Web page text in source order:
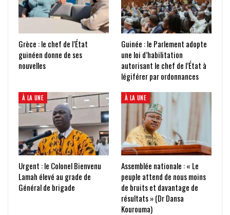
Grèce : le chef de l’État
guinéen donne de ses
nouvelles
Guinée : le Parlement adopte
une loi d’habilitation
autorisant le chef de l’État à
légiférer par ordonnances
À LA UNE
Urgent : le Colonel Bienvenu
Lamah élevé au grade de
Général de brigade
À LA UNE
Assemblée nationale : « Le
peuple attend de nous moins
de bruits et davantage de
résultats » (Dr Dansa
Kourouma)